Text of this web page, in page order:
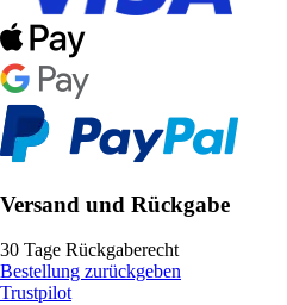
Versand und Rückgabe
30 Tage Rückgaberecht
Bestellung zurückgeben
Trustpilot